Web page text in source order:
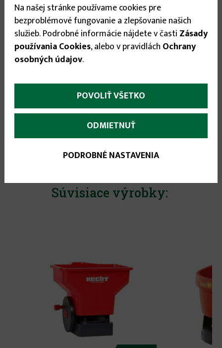
More
infos
Popis(aktívna
karta)
Trávna zmes určená pre stanovište, ktorého
horšie vlahové podmienky neumožňujú úspešný
Trávnik založený z tejto zmesi sa vyvíja pomalšie
(komponenty vzchádzajú 15–20 dní).
Postupne sa zapája a dobre prežíva krátkodobé
Súvisiace výrobky:
Na našej stránke používame cookies pre
bezproblémové fungovanie a zlepšovanie našich
služieb. Podrobné informácie nájdete v časti Zásady
používania Cookies, alebo v pravidlách Ochrany
osobných údajov.
POVOLIŤ VŠETKO
ODMIETNUŤ
PODROBNÉ NASTAVENIA